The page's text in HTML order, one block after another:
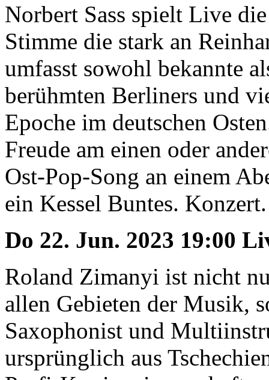
Norbert Sass spielt Live
Stimme die stark an
umfasst sowohl bekannte
berühmten Berliners und
Epoche im deutschen
Freude am einen oder
Ost-Pop-Song an einem
ein Kessel Buntes.
Do 22. Jun. 2023 19:00
Roland Zimanyi ist nicht
allen Gebieten der Musik,
Saxophonist und
ursprünglich aus